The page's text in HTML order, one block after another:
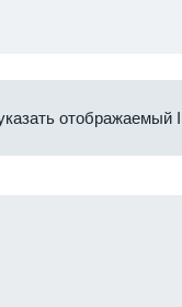
отображаемый